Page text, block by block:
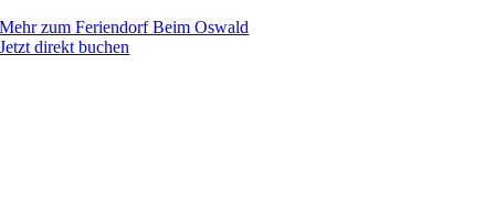
Mehr zum Feriendorf Beim Oswald
Jetzt direkt buchen